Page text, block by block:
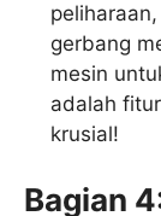
gerbang
mesin
adalah
krusial!
Bagian